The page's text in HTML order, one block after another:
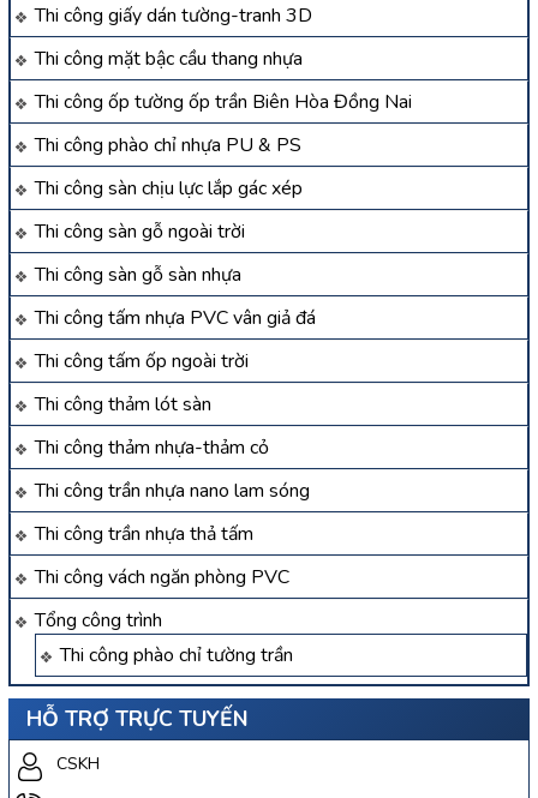
Thi công giấy dán tường-tranh 3D
Thi công mặt bậc cầu thang nhựa
Thi công ốp tường ốp trần Biên Hòa Đồng Nai
Thi công phào chỉ nhựa PU & PS
Thi công sàn chịu lực lắp gác xép
Thi công sàn gỗ ngoài trời
Thi công sàn gỗ sàn nhựa
Thi công tấm nhựa PVC vân giả đá
Thi công tấm ốp ngoài trời
Thi công thảm lót sàn
Thi công thảm nhựa-thảm cỏ
Thi công trần nhựa nano lam sóng
Thi công trần nhựa thả tấm
Thi công vách ngăn phòng PVC
Tổng công trình
Thi công phào chỉ tường trần
HỖ TRỢ TRỰC TUYẾN
CSKH